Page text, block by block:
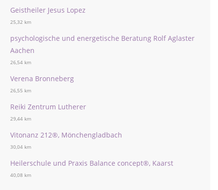
Geistheiler Jesus Lopez
25,32 km
psychologische und energetische Beratung Rolf Aglaster
Aachen
26,54 km
Verena Bronneberg
26,55 km
Reiki Zentrum Lutherer
29,44 km
Vitonanz 212®, Mönchengladbach
30,04 km
Heilerschule und Praxis Balance concept®, Kaarst
40,08 km